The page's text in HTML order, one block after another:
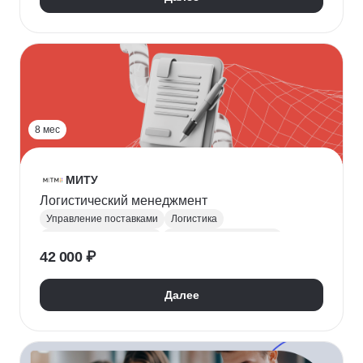
8 мес
МИТУ
Логистический менеджмент
Управление поставками
Логистика
Транспортная логистика
42 000 ₽
Далее